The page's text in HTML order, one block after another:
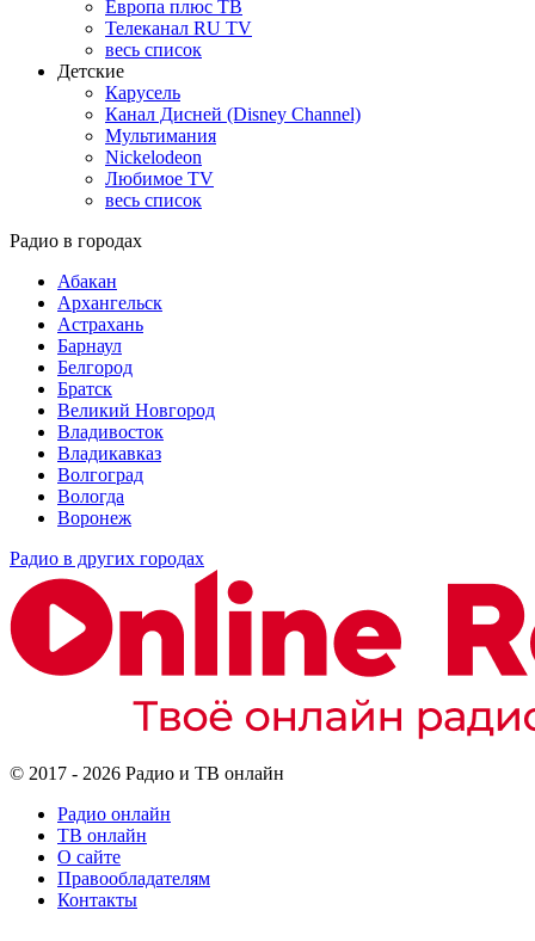
Европа плюс ТВ
Телеканал RU TV
весь список
Детские
Карусель
Канал Дисней (Disney Channel)
Мультимания
Nickelodeon
Любимое TV
весь список
Радио в городах
Абакан
Архангельск
Астрахань
Барнаул
Белгород
Братск
Великий Новгород
Владивосток
Владикавказ
Волгоград
Вологда
Воронеж
Радио в других городах
© 2017 - 2026 Радио и ТВ онлайн
Радио онлайн
ТВ онлайн
О сайте
Правообладателям
Контакты